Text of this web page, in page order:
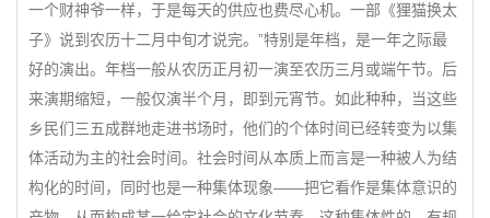
一个财神爷一样，于是每天的供应也费尽心机。一部《狸猫换太
子》说到农历十二月中旬才说完。”特别是年档，是一年之际最
好的演出。年档一般从农历正月初一演至农历三月或端午节。后
来演期缩短，一般仅演半个月，即到元宵节。如此种种，当这些
乡民们三五成群地走进书场时，他们的个体时间已经转变为以集
体活动为主的社会时间。社会时间从本质上而言是一种被人为结
构化的时间，同时也是一种集体现象——把它看作是集体意识的